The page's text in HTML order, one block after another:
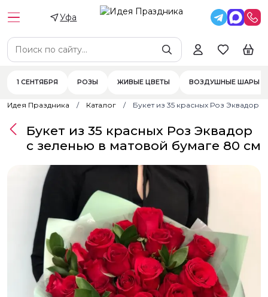
Уфа
1 СЕНТЯБРЯ РОЗЫ ЖИВЫЕ ЦВЕТЫ ВОЗДУШНЫЕ ШАРЫ
Идея Праздника Каталог Букет из 35 красных Роз Эквадор
Букет из 35 красных Роз Эквадор
с зеленью в матовой бумаге 80 см